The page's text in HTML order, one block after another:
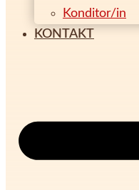
Konditor/in
KONTAKT